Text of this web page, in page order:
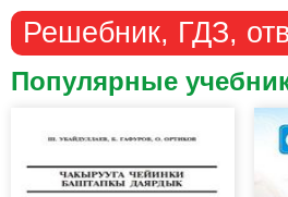
Решебник, ГДЗ,
Популярные